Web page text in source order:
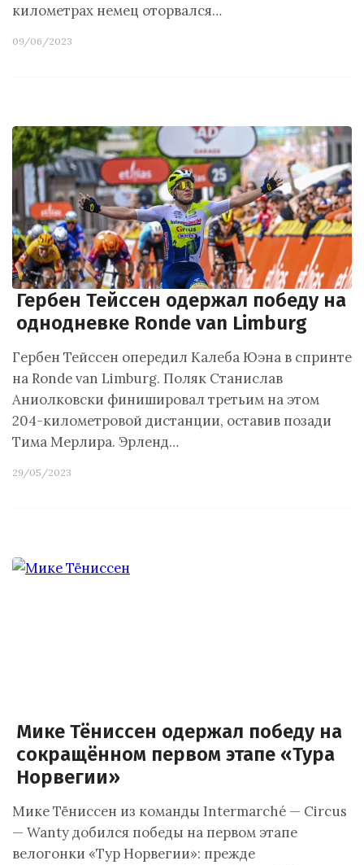
километрах немец оторвался…
09/06/2023
Гербен Тейссен одержал победу на
однодневке Ronde van Limburg
Гербен Тейссен опередил Калеба Юэна в спринте
на Ronde van Limburg. Поляк Станислав
Аниолковски финишировал третьим на этом
204-километровой дистанции, оставив позади
Тима Мерлира. Эрленд…
29/05/2023
Мике Тёниссен одержал победу на
сокращённом первом этапе «Тура
Норвегии»
Мике Тёниссен из команды Intermarché — Circus
— Wanty добился победы на первом этапе
велогонки «Тур Норвегии»: прежде